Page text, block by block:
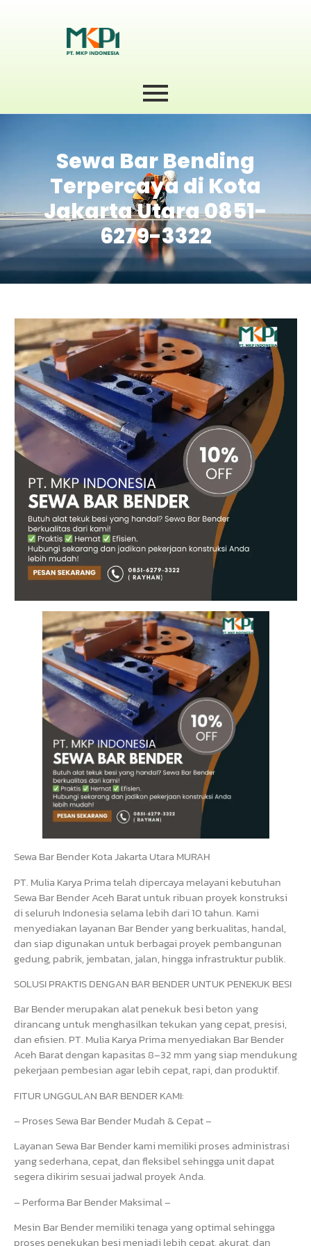
Sewa Bar Bending
Terpercaya di Kota
Jakarta Utara 0851-
6279-3322
Sewa Bar Bender Kota Jakarta Utara MURAH
PT. Mulia Karya Prima telah dipercaya melayani kebutuhan
Sewa Bar Bender Aceh Barat untuk ribuan proyek konstruksi
di seluruh Indonesia selama lebih dari 10 tahun. Kami
menyediakan layanan Bar Bender yang berkualitas, handal,
dan siap digunakan untuk berbagai proyek pembangunan
gedung, pabrik, jembatan, jalan, hingga infrastruktur publik.
SOLUSI PRAKTIS DENGAN BAR BENDER UNTUK PENEKUK BESI
Bar Bender merupakan alat penekuk besi beton yang
dirancang untuk menghasilkan tekukan yang cepat, presisi,
dan efisien. PT. Mulia Karya Prima menyediakan Bar Bender
Aceh Barat dengan kapasitas 8–32 mm yang siap mendukung
pekerjaan pembesian agar lebih cepat, rapi, dan produktif.
FITUR UNGGULAN BAR BENDER KAMI:
– Proses Sewa Bar Bender Mudah & Cepat –
Layanan Sewa Bar Bender kami memiliki proses administrasi
yang sederhana, cepat, dan fleksibel sehingga unit dapat
segera dikirim sesuai jadwal proyek Anda.
– Performa Bar Bender Maksimal –
Mesin Bar Bender memiliki tenaga yang optimal sehingga
proses penekukan besi menjadi lebih cepat, akurat, dan